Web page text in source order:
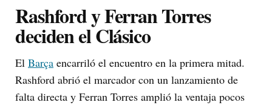
Rashford y Ferran Torres
deciden el Clásico
El Barça encarriló el encuentro en la primera mitad.
Rashford abrió el marcador con un lanzamiento de
falta directa y Ferran Torres amplió la ventaja pocos